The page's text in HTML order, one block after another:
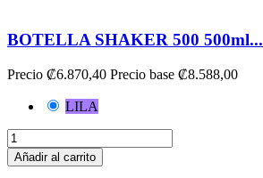
BOTELLA SHAKER 500 500ml...
Precio ₡6.870,40 Precio base ₡8.588,00
LILA
Añadir al carrito